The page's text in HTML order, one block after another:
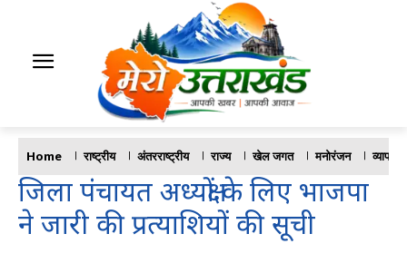
Home राष्ट्रीय अंतरराष्ट्रीय राज्य खेल जगत मनोरंजन व्यापार
जिला पंचायत अध्यक्षों के लिए भाजपा
ने जारी की प्रत्याशियों की सूची